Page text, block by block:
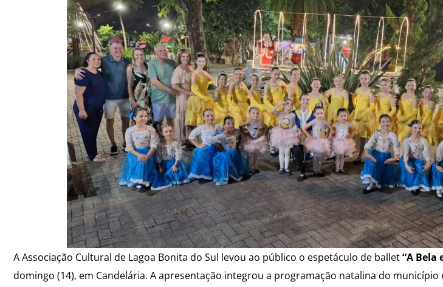
A Associação Cultural de Lagoa Bonita do Sul levou ao público o espetáculo de ballet“A Bela
domingo (14), em Candelária. A apresentação integrou a programação natalina do município